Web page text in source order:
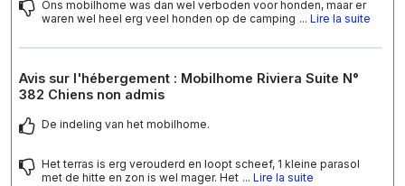
Ons mobilhome was dan wel verboden voor honden, maar er
waren wel heel erg veel honden op de camping ... Lire la suite
Avis sur l'hébergement : Mobilhome Riviera Suite N°
382 Chiens non admis
De indeling van het mobilhome.
Het terras is erg verouderd en loopt scheef, 1 kleine parasol
met de hitte en zon is wel mager. Het ... Lire la suite